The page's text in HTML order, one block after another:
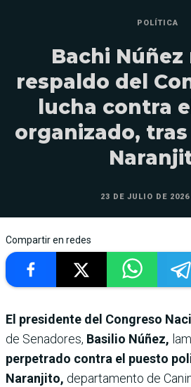
POLÍTICA
Bachi
respaldo del
lucha contra
organizado,
23 DE JULIO DE
Compartir en redes
El presidente del Congreso
de Senadores, Basilio Núñez,
perpetrado contra el puesto
Naranjito, departamento de